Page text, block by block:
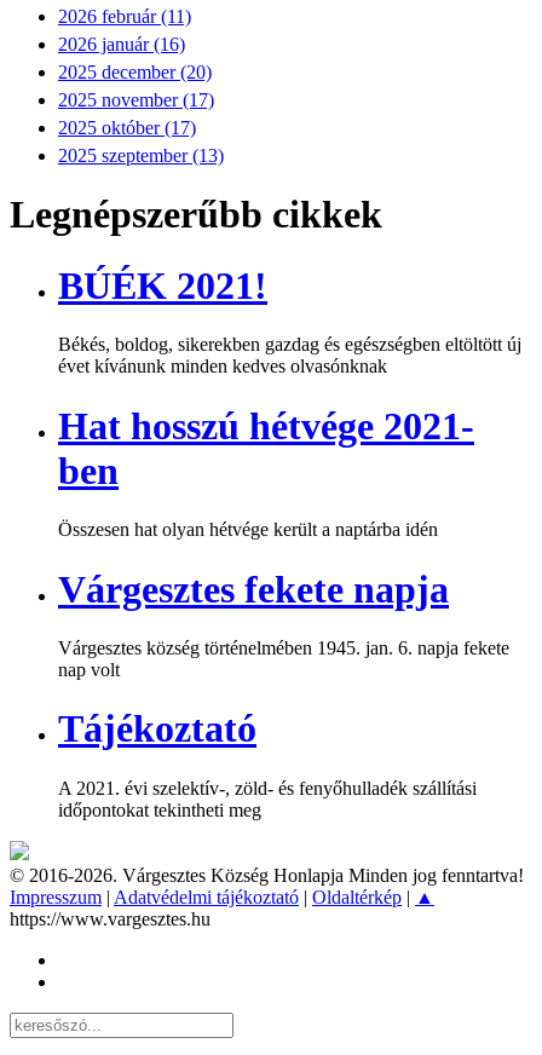
2026 február (11)
2026 január (16)
2025 december (20)
2025 november (17)
2025 október (17)
2025 szeptember (13)
Legnépszerűbb cikkek
BÚÉK 2021!
Békés, boldog, sikerekben gazdag és egészségben eltöltött új
évet kívánunk minden kedves olvasónknak
Hat hosszú hétvége 2021-
ben
Összesen hat olyan hétvége került a naptárba idén
Várgesztes fekete napja
Várgesztes község történelmében 1945. jan. 6. napja fekete
nap volt
Tájékoztató
A 2021. évi szelektív-, zöld- és fenyőhulladék szállítási
időpontokat tekintheti meg
© 2016-2026. Várgesztes Község Honlapja Minden jog fenntartva!
Impresszum | Adatvédelmi tájékoztató | Oldaltérkép | ▲
https://www.vargesztes.hu